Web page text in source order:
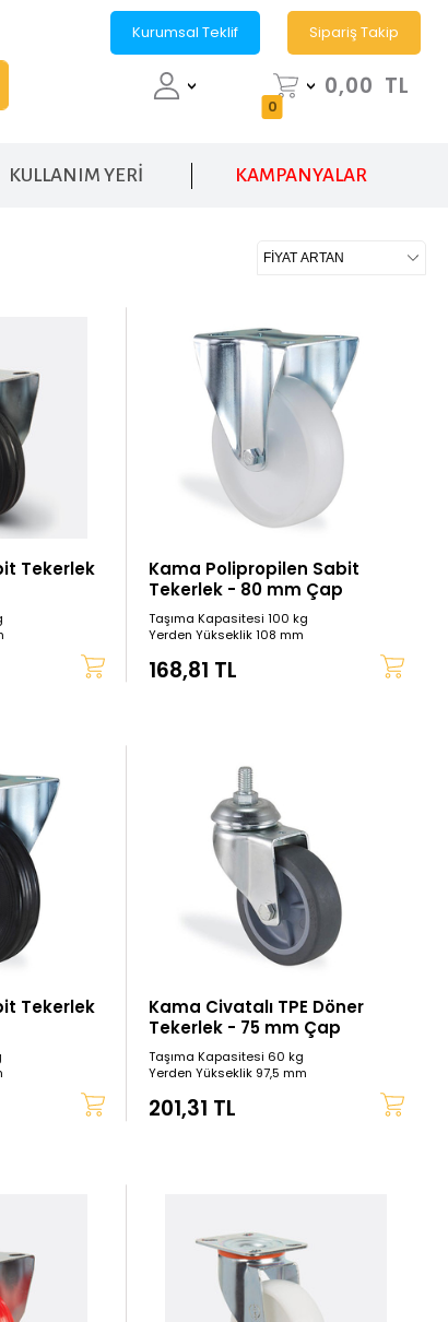
Kurumsal Teklif Sipariş Takip
0
0,00 TL
KULLANIM YERİ KAMPANYALAR
Tekerlek
Kama Polipropilen Sabit
Tekerlek - 80 mm Çap
Taşıma Kapasitesi 100 kg
Yerden Yükseklik 108 mm
168,81 TL
Tekerlek
Kama Civatalı TPE Döner
Tekerlek - 75 mm Çap
Taşıma Kapasitesi 60 kg
Yerden Yükseklik 97,5 mm
201,31 TL